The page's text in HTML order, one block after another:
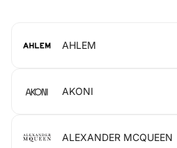
AHLEM
AKONI
ALEXANDER MCQUEEN